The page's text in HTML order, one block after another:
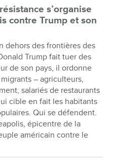
s’organise
contre Trump et son
dehors des frontières des
Trump fait tuer des
de son pays, il ordonne
– agriculteurs,
salariés de restaurants
cible en fait les habitants
Qui se défendent.
épicentre de la
américain contre le